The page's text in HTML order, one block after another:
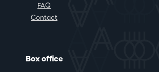
FAQ
Contact
Box office